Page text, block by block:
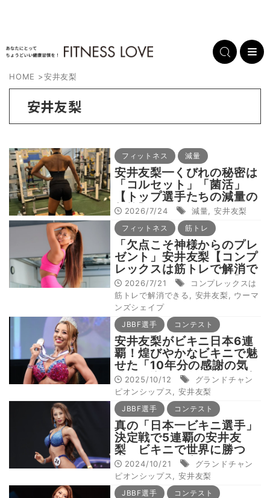
HOME >安井友梨
安井友梨
フィットネス 減量
安井友梨━くびれの秘密は
「コルセット」「菌活」
【トップ選手たちの減量の
相棒】
2026/7/24 減量 安井友梨
フィットネス 筋トレ
「欠点こそ神様からのプレ
ゼント」安井友梨【コンプ
レックスは筋トレで解消で
きる：メンタルケア編】
2026/7/21
コンプレックスは
筋トレで解消できる
安井友梨
ウーマ
ンズシェイプ
JBBF選手 コンテスト
安井友梨がビキニ日本6連
覇！煌びやかなビキニで魅
せた「10年分の感謝の気
持ちを込めてステージに立
ちました｣
2025/10/12
グランドチャン
ピオンシップス
安井友梨
JBBF選手 コンテスト
真の「日本一ビキニ選手」
決定戦で5連覇の安井友
梨 ビキニで世界に勝つ
「100年」の壁を超えるた
め奮闘 12月に東京で「世
界一」を狙う
2024/10/21
グランドチャン
ピオンシップス
安井友梨
JBBF選手 コンテスト